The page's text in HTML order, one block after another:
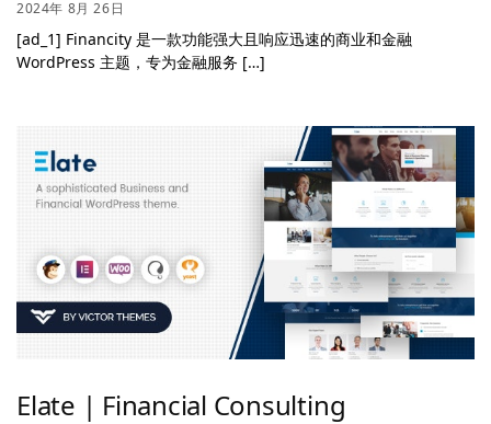
2024年 8月 26日
[ad_1] Financity 是一款功能强大且响应迅速的商业和金融
WordPress 主题，专为金融服务 […]
Elate | Financial Consulting